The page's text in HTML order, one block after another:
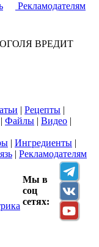
Рекламодателям
ВРЕДИТ
| Рецепты |
| Файлы | Видео |
| Ингредиенты |
| Рекламодателям
Мы в
соц
сетях: